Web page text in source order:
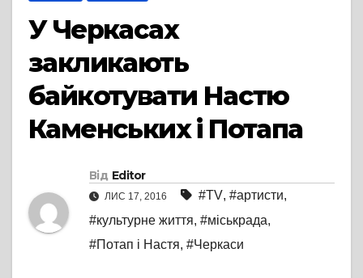
У Черкасах
закликають
байкотувати Настю
Каменських і Потапа
Від Editor
ЛИС 17, 2016 #TV, #артисти,
#культурне життя, #міськрада,
#Потап і Настя, #Черкаси